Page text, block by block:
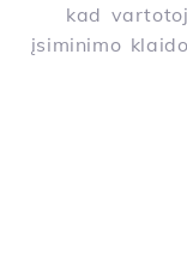
kad
įsiminimo